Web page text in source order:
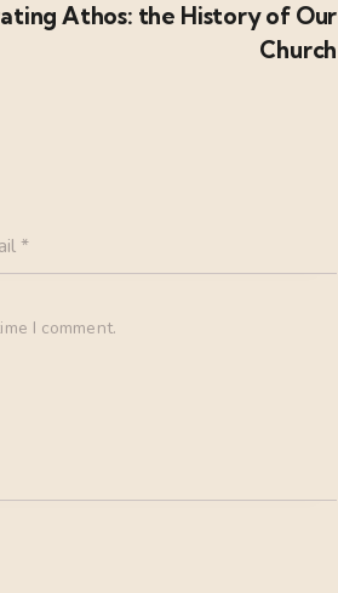
Athos: the History of Our
Church
I comment.